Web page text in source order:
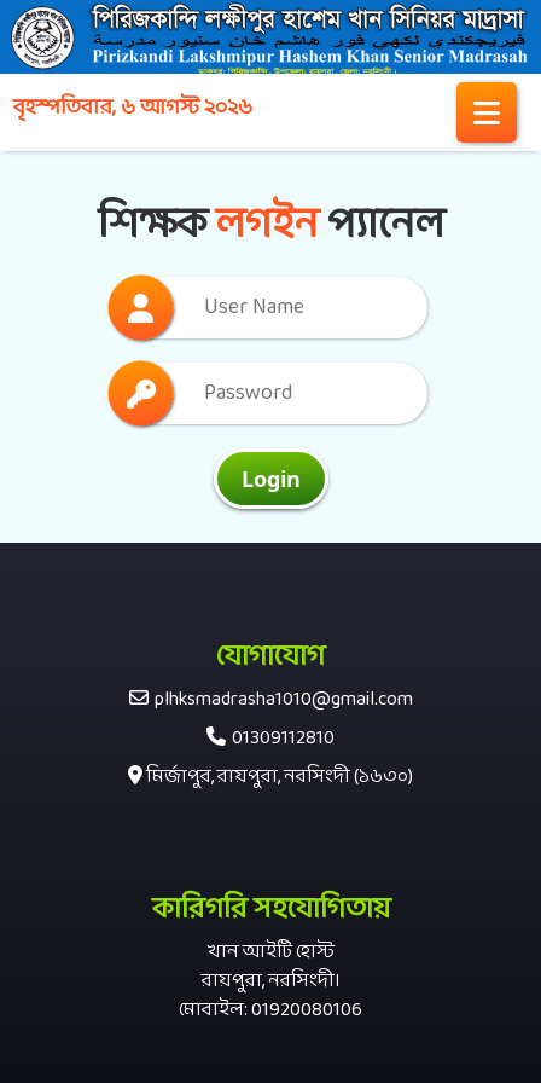
বৃহস্পতিবার, ৬ আগস্ট ২০২৬
শিক্ষকলগইনপ্যানেল
Login
যোগাযোগ
plhksmadrasha1010@gmail.com
01309112810
মির্জাপুর, রায়পুরা, নরসিংদী (১৬৩০)
কারিগরি সহযোগিতায়
খান আইটি হোস্ট
রায়পুরা, নরসিংদী।
মোবাইল: 01920080106